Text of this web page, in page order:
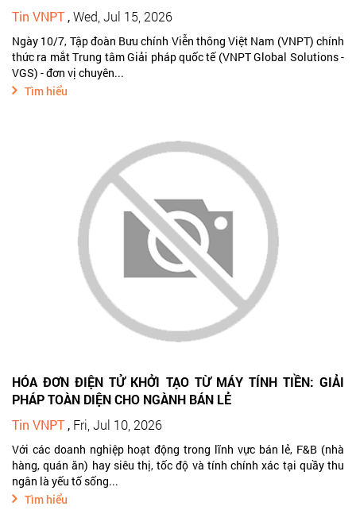
Tin VNPT ,Wed, Jul 15, 2026
Ngày 10/7, Tập đoàn Bưu chính Viễn thông Việt Nam (VNPT) chính
thức ra mắt Trung tâm Giải pháp quốc tế (VNPT Global Solutions -
VGS) - đơn vị chuyên...
Tìm hiểu
HÓA ĐƠN ĐIỆN TỬ KHỞI TẠO TỪ MÁY TÍNH TIỀN: GIẢI
PHÁP TOÀN DIỆN CHO NGÀNH BÁN LẺ
Tin VNPT , Fri, Jul 10, 2026
Với các doanh nghiệp hoạt động trong lĩnh vực bán lẻ, F&B (nhà
hàng, quán ăn) hay siêu thị, tốc độ và tính chính xác tại quầy thu
ngân là yếu tố sống...
Tìm hiểu